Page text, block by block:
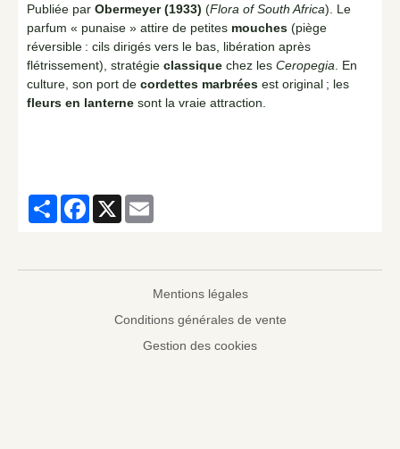
Publiée par Obermeyer (1933) (Flora of South Africa). Le
parfum « punaise » attire de petites mouches (piège
réversible : cils dirigés vers le bas, libération après
flétrissement), stratégie classique chez les Ceropegia . En
culture, son port de cordettes marbrées est original ; les
fleurs en lanterne sont la vraie attraction.
PartagerFacebook
X
Mentions légales
Conditions générales de vente
Gestion des cookies